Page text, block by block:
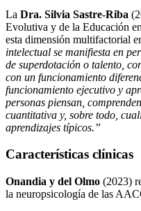
La Dra. Silvia Sastre-Riba
Evolutiva y de la Educación
esta dimensión multifactorial
intelectual se manifiesta en
de superdotación o talento,
con un funcionamiento
funcionamiento ejecutivo y
personas piensan,
cuantitativa y, sobre todo,
aprendizajes típicos.”
Características clínicas
Onandia y del Olmo (2023)
la neuropsicología de las